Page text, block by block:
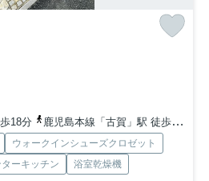
18分
鹿児島本線「古賀」駅 徒歩28分
ウォークインシューズクロゼット
ーキッチン
浴室乾燥機